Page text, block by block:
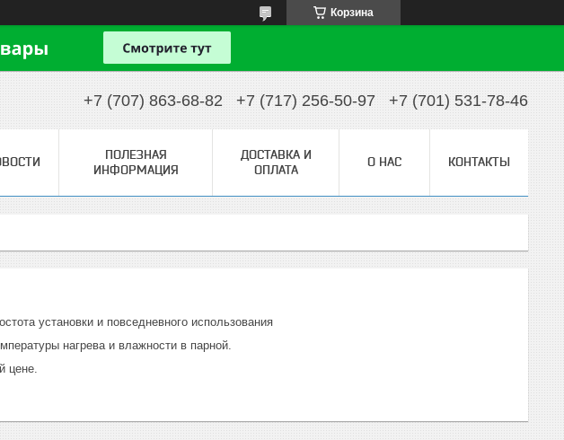
Корзина
+7 (707) 863-68-82 +7 (717) 256-50-97 +7 (701) 531-78-46
ПОЛЕЗНАЯ
ИНФОРМАЦИЯ
ДОСТАВКА И
ОПЛАТА
О НАС КОНТАКТЫ
установки и повседневного использования
нагрева и влажности в парной.
цене.